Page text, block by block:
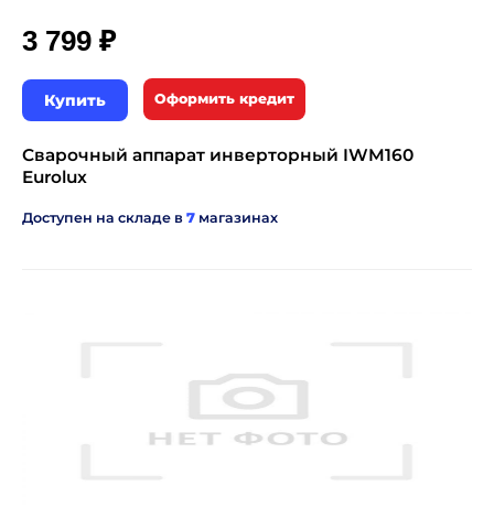
3 799 ₽
Купить Оформить кредит
Сварочный аппарат инверторный IWM160
Eurolux
Доступен на складе в 7 магазинах